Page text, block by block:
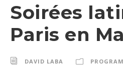
Soirées
Paris en
DAVID LABA